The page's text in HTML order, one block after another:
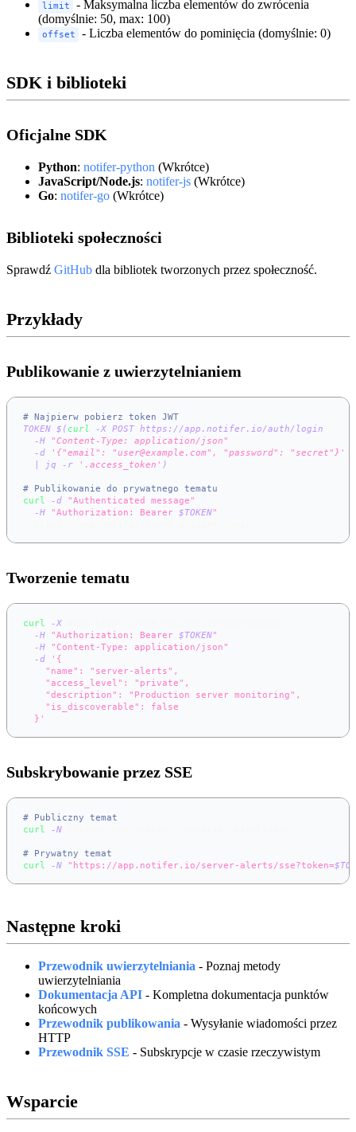
limit
- Maksymalna liczba elementów do zwrócenia
(domyślnie: 50, max: 100)
offset - Liczba elementów do pominięcia (domyślnie: 0)
SDK i biblioteki
Oficjalne SDK
Python: notifer-python (Wkrótce)
JavaScript/Node.js: notifer-js (Wkrótce)
Go: notifer-go (Wkrótce)
Biblioteki społeczności
Sprawdź GitHub dla bibliotek tworzonych przez społeczność.
Przykłady
Publikowanie z uwierzytelnianiem
# Najpierw pobierz token JWT
TOKEN $(curl -X POST https://app.notifer.io/auth/login
-H "Content-Type: application/json"
-d
'{"email": "user@example.com", "password": "secret"}'
jq -r '.access_token' )
# Publikowanie do prywatnego tematu
curl
-d "Authenticated message"
-H "Authorization: Bearer $TOKEN"
Tworzenie tematu
curl -X
-H "Authorization: Bearer $TOKEN"
-H "Content-Type: application/json"
-d
'{
    "name": "server-alerts",
    "access_level": "private",
    "description": "Production server monitoring",
    "is_discoverable": false
  }'
Subskrybowanie przez SSE
# Publiczny temat
curl
-N
# Prywatny temat
curl
-N "https://app.notifer.io/server-alerts/sse?token=
Następne kroki
Przewodnik uwierzytelniania - Poznaj metody
uwierzytelniania
Dokumentacja API - Kompletna dokumentacja punktów
końcowych
Przewodnik publikowania - Wysyłanie wiadomości przez
HTTP
Przewodnik SSE - Subskrypcje w czasie rzeczywistym
Wsparcie